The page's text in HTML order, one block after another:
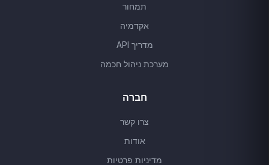
תמחור
אקדמיה
מדריך API
מערכת ניהול חכמה
חברה
צרו קשר
אודות
מדיניות פרטיות